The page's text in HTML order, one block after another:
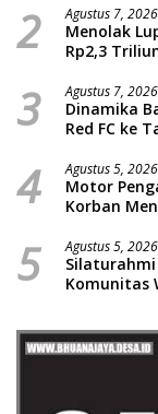
2 Agustus 7, 2026
Menolak
Rp2,3
3 Agustus 7, 2026
Dinamika
Red FC ke
4 Agustus 5, 2026
Motor
Korban
5 Agustus 5, 2026
Silaturahmi
Komunitas